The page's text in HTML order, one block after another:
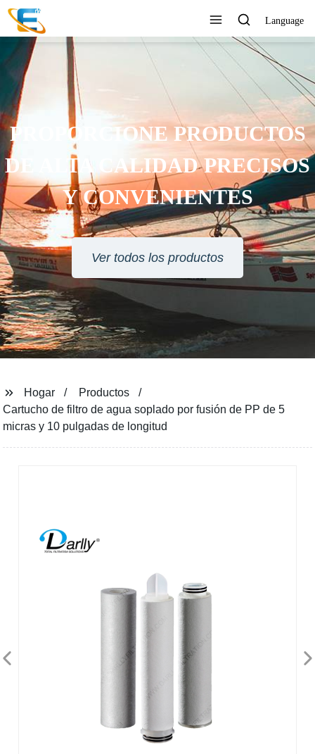
Language
PROPORCIONE PRODUCTOS
DE ALTA CALIDAD PRECISOS
Y CONVENIENTES
Ver todos los productos
Hogar
Productos
Cartucho de filtro de agua soplado por fusión de PP de 5
micras y 10 pulgadas de longitud